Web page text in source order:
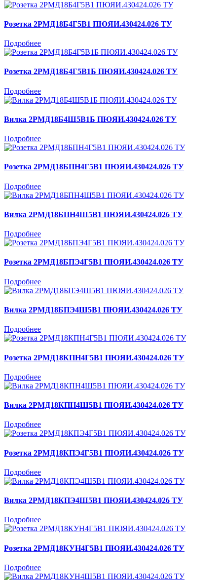
Розетка 2РМД18Б4Г5В1 ПЮЯИ.430424.026 ТУ
Подробнее
Розетка 2РМД18Б4Г5В1Б ПЮЯИ.430424.026 ТУ
Подробнее
Вилка 2РМД18Б4Ш5В1Б ПЮЯИ.430424.026 ТУ
Подробнее
Розетка 2РМД18БПН4Г5В1 ПЮЯИ.430424.026 ТУ
Подробнее
Вилка 2РМД18БПН4Ш5В1 ПЮЯИ.430424.026 ТУ
Подробнее
Розетка 2РМД18БПЭ4Г5В1 ПЮЯИ.430424.026 ТУ
Подробнее
Вилка 2РМД18БПЭ4Ш5В1 ПЮЯИ.430424.026 ТУ
Подробнее
Розетка 2РМД18КПН4Г5В1 ПЮЯИ.430424.026 ТУ
Подробнее
Вилка 2РМД18КПН4Ш5В1 ПЮЯИ.430424.026 ТУ
Подробнее
Розетка 2РМД18КПЭ4Г5В1 ПЮЯИ.430424.026 ТУ
Подробнее
Вилка 2РМД18КПЭ4Ш5В1 ПЮЯИ.430424.026 ТУ
Подробнее
Розетка 2РМД18КУН4Г5В1 ПЮЯИ.430424.026 ТУ
Подробнее